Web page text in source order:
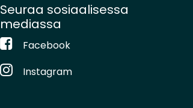
Seuraa sosiaalisessa
mediassa
Facebook
Instagram